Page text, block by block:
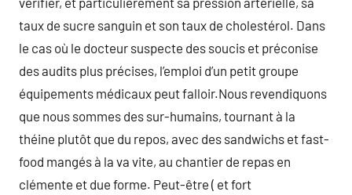
taux de sucre sanguin et son taux de cholestérol. Dans
le cas où le docteur suspecte des soucis et préconise
des audits plus précises, l’emploi d’un petit groupe
équipements médicaux peut falloir.Nous revendiquons
que nous sommes des sur-humains, tournant à la
théine plutôt que du repos, avec des sandwichs et fast-
food mangés à la va vite, au chantier de repas en
clémente et due forme. Peut-être ( et fort